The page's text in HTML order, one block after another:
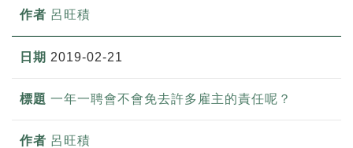
呂旺積
2019-02-21
一年一聘會不會免去許多雇主的責任呢？
呂旺積